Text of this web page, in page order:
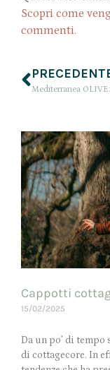
Scopri come
commenti.
Cappotti
15/02/2025
Da un po’ di
di cottagecore. In